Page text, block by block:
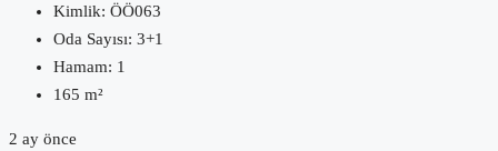
Kimlik: ÖÖ063
Oda Sayısı: 3+1
Hamam: 1
165 m²
2 ay önce